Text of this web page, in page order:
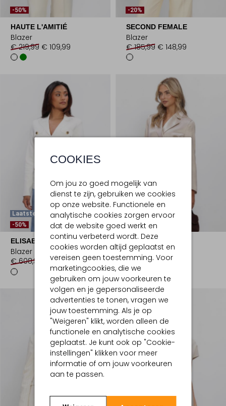
COOKIES
Om jou zo goed mogelijk van
dienst te zijn, gebruiken we cookies
op onze website. Functionele en
analytische cookies zorgen ervoor
dat de website goed werkt en
continu verbeterd wordt. Deze
cookies worden altijd geplaatst en
vereisen geen toestemming. Voor
marketingcookies, die we
gebruiken om jouw voorkeuren te
volgen en je gepersonaliseerde
advertenties te tonen, vragen we
jouw toestemming. Als je op
"Weigeren" klikt, worden alleen de
functionele en analytische cookies
geplaatst. Je kunt ook op "Cookie-
instellingen" klikken voor meer
informatie of om jouw voorkeuren
aan te passen.
-50%
HAUTE L'AMITIÉ
Blazer
€ 219,99 € 109,99
-20%
SECOND FEMALE
Blazer
€ 185,99 € 148,99
Laatste Items
-50%
ELISABETTA FRANCHI
Blazer
€ 608,99
€ 303,99
-30%
DEA KUDIBAL
Blazer
€ 349,99 € 244,99